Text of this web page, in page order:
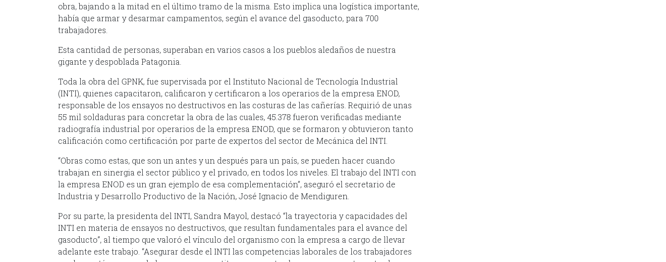
obra, bajando a la mitad en el último tramo de la misma. Esto implica una logística importante,
había que armar y desarmar campamentos, según el avance del gasoducto, para 700
trabajadores.
Esta cantidad de personas, superaban en varios casos a los pueblos aledaños de nuestra
gigante y despoblada Patagonia.
Toda la obra del GPNK, fue supervisada por el Instituto Nacional de Tecnología Industrial
(INTI), quienes capacitaron, calificaron y certificaron a los operarios de la empresa ENOD,
responsable de los ensayos no destructivos en las costuras de las cañerías. Requirió de unas
55 mil soldaduras para concretar la obra de las cuales, 45.378 fueron verificadas mediante
radiografía industrial por operarios de la empresa ENOD, que se formaron y obtuvieron tanto
calificación como certificación por parte de expertos del sector de Mecánica del INTI.
“Obras como estas, que son un antes y un después para un país, se pueden hacer cuando
trabajan en sinergia el sector público y el privado, en todos los niveles. El trabajo del INTI con
la empresa ENOD es un gran ejemplo de esa complementación”, aseguró el secretario de
Industria y Desarrollo Productivo de la Nación, José Ignacio de Mendiguren.
Por su parte, la presidenta del INTI, Sandra Mayol, destacó “la trayectoria y capacidades del
INTI en materia de ensayos no destructivos, que resultan fundamentales para el avance del
gasoducto”, al tiempo que valoró el vínculo del organismo con la empresa a cargo de llevar
adelante este trabajo. “Asegurar desde el INTI las competencias laborales de los trabajadores